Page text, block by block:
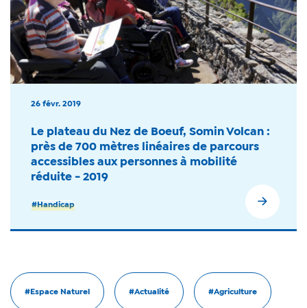
26 févr. 2019
Le plateau du Nez de Boeuf, Somin Volcan :
près de 700 mètres linéaires de parcours
accessibles aux personnes à mobilité
réduite - 2019
#Handicap
#Espace Naturel #Actualité #Agriculture